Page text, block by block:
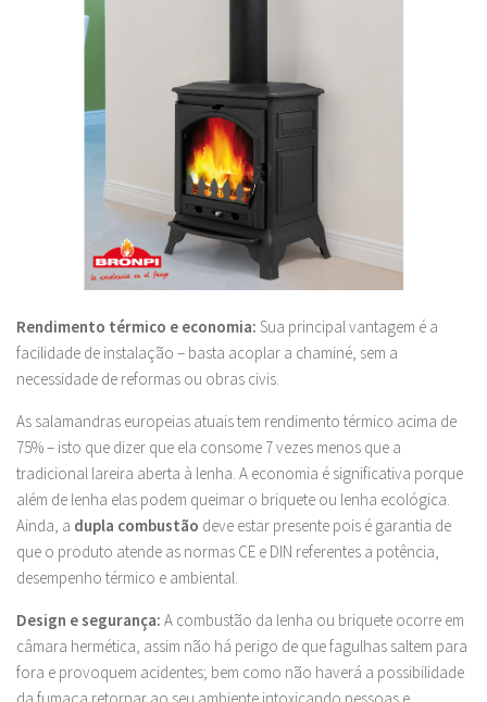
Rendimento térmico e economia: Sua principal vantagem é a
facilidade de instalação – basta acoplar a chaminé, sem a
necessidade de reformas ou obras civis.
As salamandras europeias atuais tem rendimento térmico acima de
75% – isto que dizer que ela consome 7 vezes menos que a
tradicional lareira aberta à lenha. A economia é significativa porque
além de lenha elas podem queimar o briquete ou lenha ecológica.
Ainda, a dupla combustão deve estar presente pois é garantia de
que o produto atende as normas CE e DIN referentes a potência,
desempenho térmico e ambiental.
Design e segurança: A combustão da lenha ou briquete ocorre em
câmara hermética, assim não há perigo de que fagulhas saltem para
fora e provoquem acidentes; bem como não haverá a possibilidade